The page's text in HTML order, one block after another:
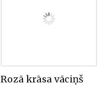
Rozā krāsa vāciņš